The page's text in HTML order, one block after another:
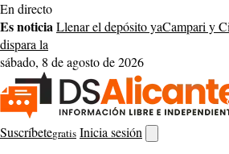
Saltar
al
contenido
En directo
Es noticiaLlenar el depósito yaCampari y
dispara la
sábado, 8 de agosto de 2026
Suscríbetegratis Inicia sesión
buscador